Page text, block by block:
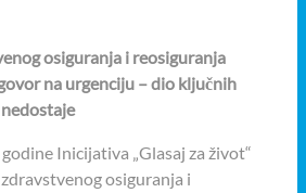
osiguranja i reosiguranja
na urgenciju – dio ključnih
Inicijativa „Glasaj za život“
osiguranja i